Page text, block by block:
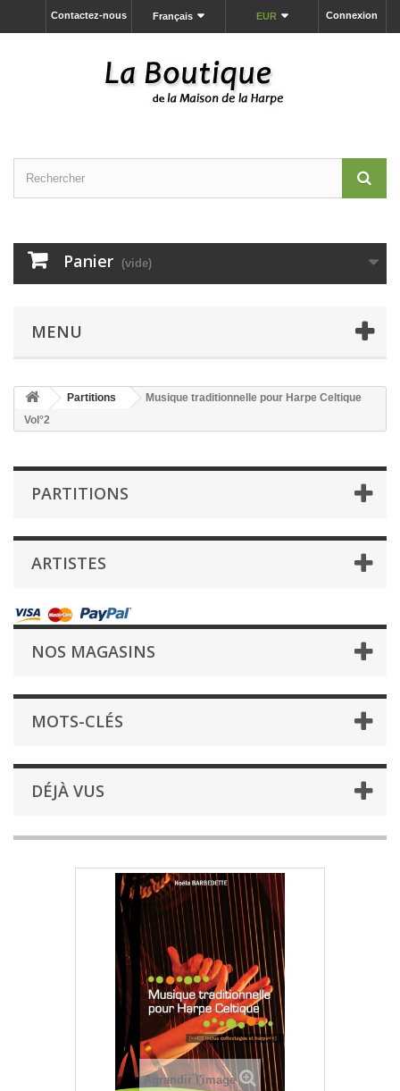
Connexion
EUR
Français
Contactez-nous
Panier (vide)
MENU
Partitions
Musique traditionnelle pour Harpe Celtique
Vol°2
PARTITIONS
ARTISTES
NOS MAGASINS
MOTS-CLÉS
DÉJÀ VUS
Agrandir l'image